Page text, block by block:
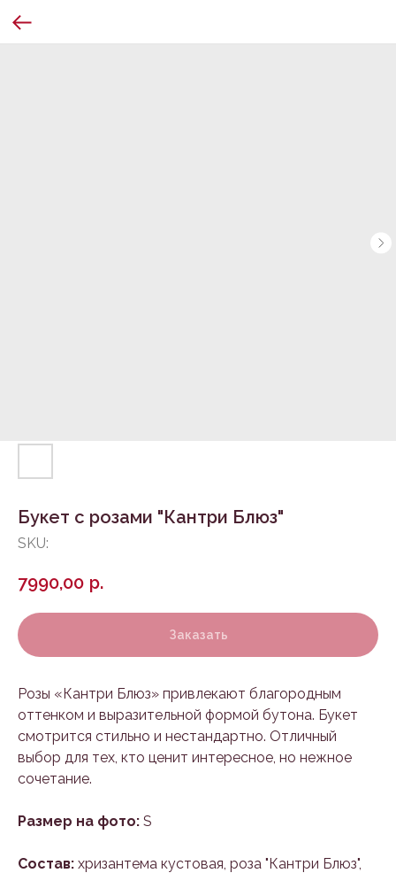
Букет с розами "Кантри Блюз"
SKU:
7990,00 р.
Заказать
Розы «Кантри Блюз» привлекают благородным
оттенком и выразительной формой бутона. Букет
смотрится стильно и нестандартно. Отличный
выбор для тех, кто ценит интересное, но нежное
сочетание.
Размер на фото: S
Состав: хризантема кустовая, роза "Кантри Блюз",